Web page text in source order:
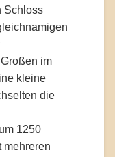
Schloss
im
kleine
die
1250
mehreren